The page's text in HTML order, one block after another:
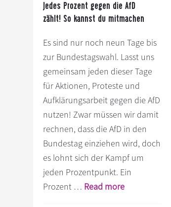
Jedes Prozent gegen die AfD
zählt! So kannst du mitmachen
Es sind nur noch neun Tage bis
zur Bundestagswahl. Lasst uns
gemeinsam jeden dieser Tage
für Aktionen, Proteste und
Aufklärungsarbeit gegen die AfD
nutzen! Zwar müssen wir damit
rechnen, dass die AfD in den
Bundestag einziehen wird, doch
es lohnt sich der Kampf um
jeden Prozentpunkt. Ein
Prozent … Read moreInfos